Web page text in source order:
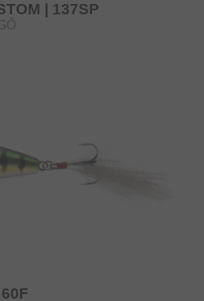
| 137SP